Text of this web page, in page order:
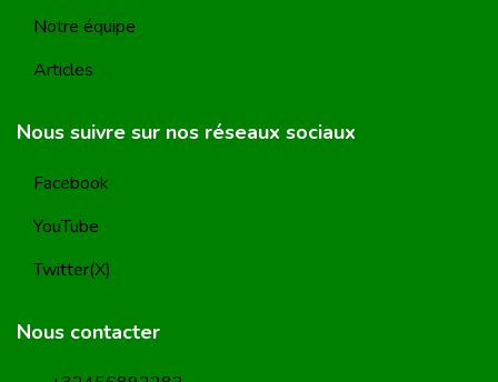
Notre équipe
Articles
Nous suivre sur nos réseaux sociaux
Facebook
YouTube
Twitter(X)
Nous contacter